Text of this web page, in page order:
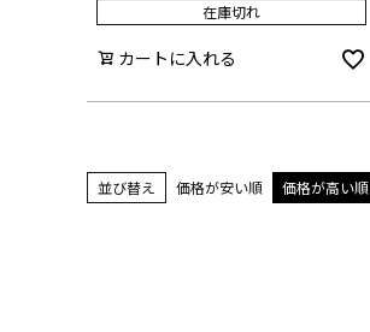
在庫切れ
カートに入れる
並び替え 価格が安い順 価格が高い順